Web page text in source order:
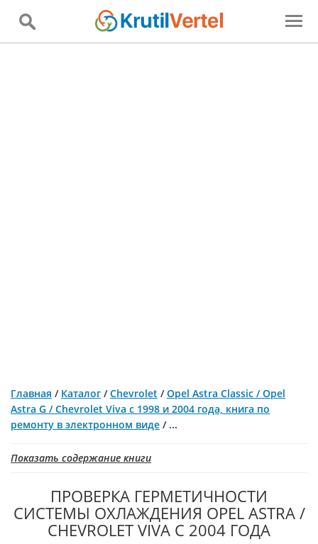
Главная / Каталог /Chevrolet /Opel Astra Classic / Opel
Astra G / Chevrolet Viva с 1998 и 2004 года, книга по
ремонту в электронном виде / ...
Показать содержание книги
ПРОВЕРКА ГЕРМЕТИЧНОСТИ
СИСТЕМЫ ОХЛАЖДЕНИЯ OPEL ASTRA /
CHEVROLET VIVA С 2004 ГОДА